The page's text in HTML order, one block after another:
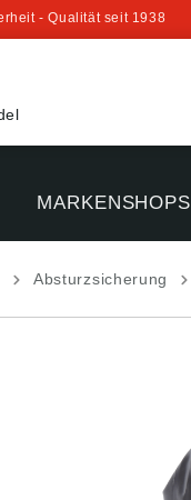
- Qualität seit 1938
MARKENSHOPS
Absturzsicherung